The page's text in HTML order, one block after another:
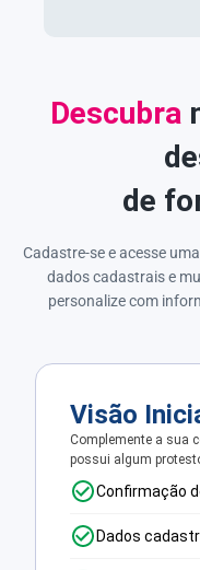
Descubra
de
Cadastre-se e acesse
dados cadastrais e
personalize com
Visão
Complemente a sua
possui algum
Confirmação
Dados